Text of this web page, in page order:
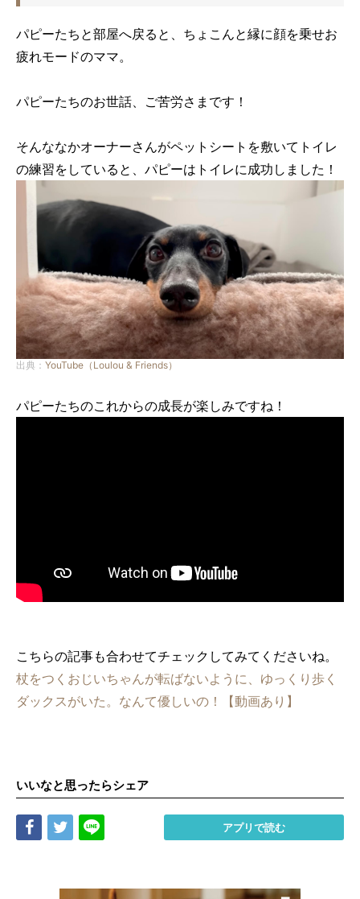
パピーたちと部屋へ戻ると、ちょこんと縁に顔を乗せお
疲れモードのママ。
パピーたちのお世話、ご苦労さまです！
そんななかオーナーさんがペットシートを敷いてトイレ
の練習をしていると、パピーはトイレに成功しました！
出典： YouTube（Loulou & Friends）
パピーたちのこれからの成長が楽しみですね！
こちらの記事も合わせてチェックしてみてくださいね。
杖をつくおじいちゃんが転ばないように、ゆっくり歩く
ダックスがいた。なんて優しいの！【動画あり】
いいなと思ったらシェア
Share Tweet アプリで読む